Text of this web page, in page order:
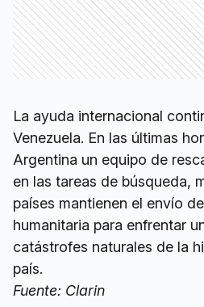
La ayuda internacional
Venezuela. En las últimas
Argentina un equipo de
en las tareas de búsqueda,
países mantienen el envío
humanitaria para enfrentar
catástrofes naturales de la
país.
Fuente: Clarin